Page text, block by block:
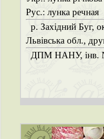
Рус.: лунка речная
р. Західний Буг,
Львівська обл.,
ДПМ НАНУ, інв.